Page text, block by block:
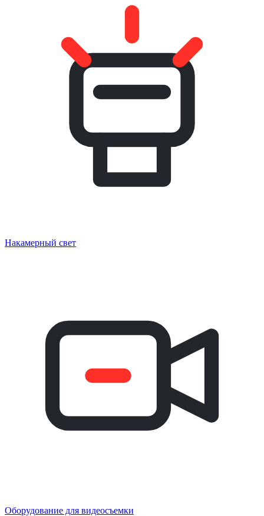
Накамерный свет
Оборудование для видеосъемки